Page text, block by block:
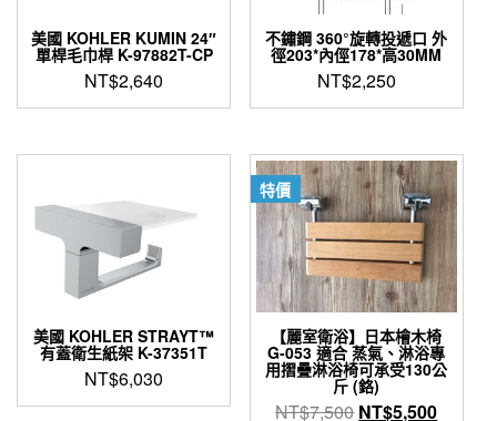
美國 KOHLER KUMIN 24″
單桿毛巾桿 K-97882T-CP
NT$2,640
不鏽鋼 360°旋轉投遞口 外
徑203*內俓178*高30MM
NT$2,250
美國 KOHLER STRAYT™
有蓋衛生紙架 K-37351T
NT$6,030
特價
【麗室衛浴】日本檜木椅
G-053 適合 蒸氣、淋浴專
用摺疊淋浴椅可承受130公
斤 (鉻)
NT$7,500 原
NT$5,500目